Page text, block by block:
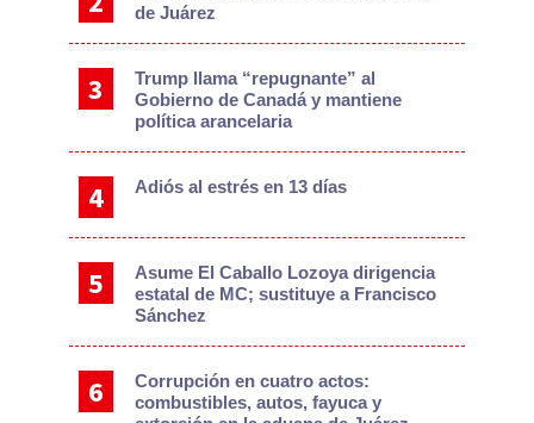
de Juárez
Trump llama “repugnante” al
Gobierno de Canadá y mantiene
política arancelaria
Adiós al estrés en 13 días
Asume El Caballo Lozoya dirigencia
estatal de MC; sustituye a Francisco
Sánchez
Corrupción en cuatro actos:
combustibles, autos, fayuca y